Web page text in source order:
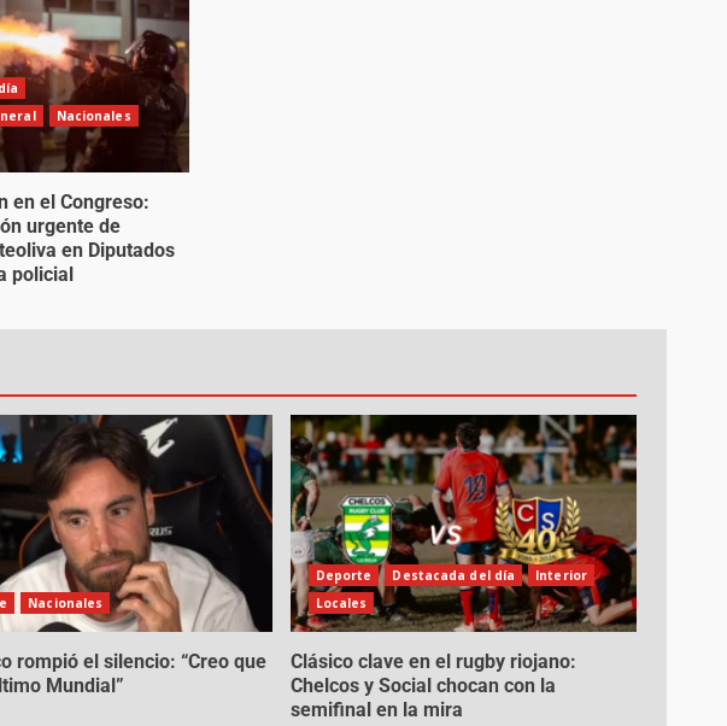
Nacionales
en el Congreso:
urgente de
en Diputados
policial
Nacionales
rompió el silencio: “Creo que
Mundial”
Deporte Destacada del día
Interior
Locales
Clásico clave en el rugby riojano:
Chelcos y Social chocan con la
semifinal en la mira